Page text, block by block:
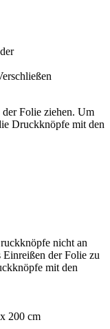
Folie ziehen. Um
Druckknöpfe mit den
nicht an
Einreißen der Folie zu
mit den
200 cm